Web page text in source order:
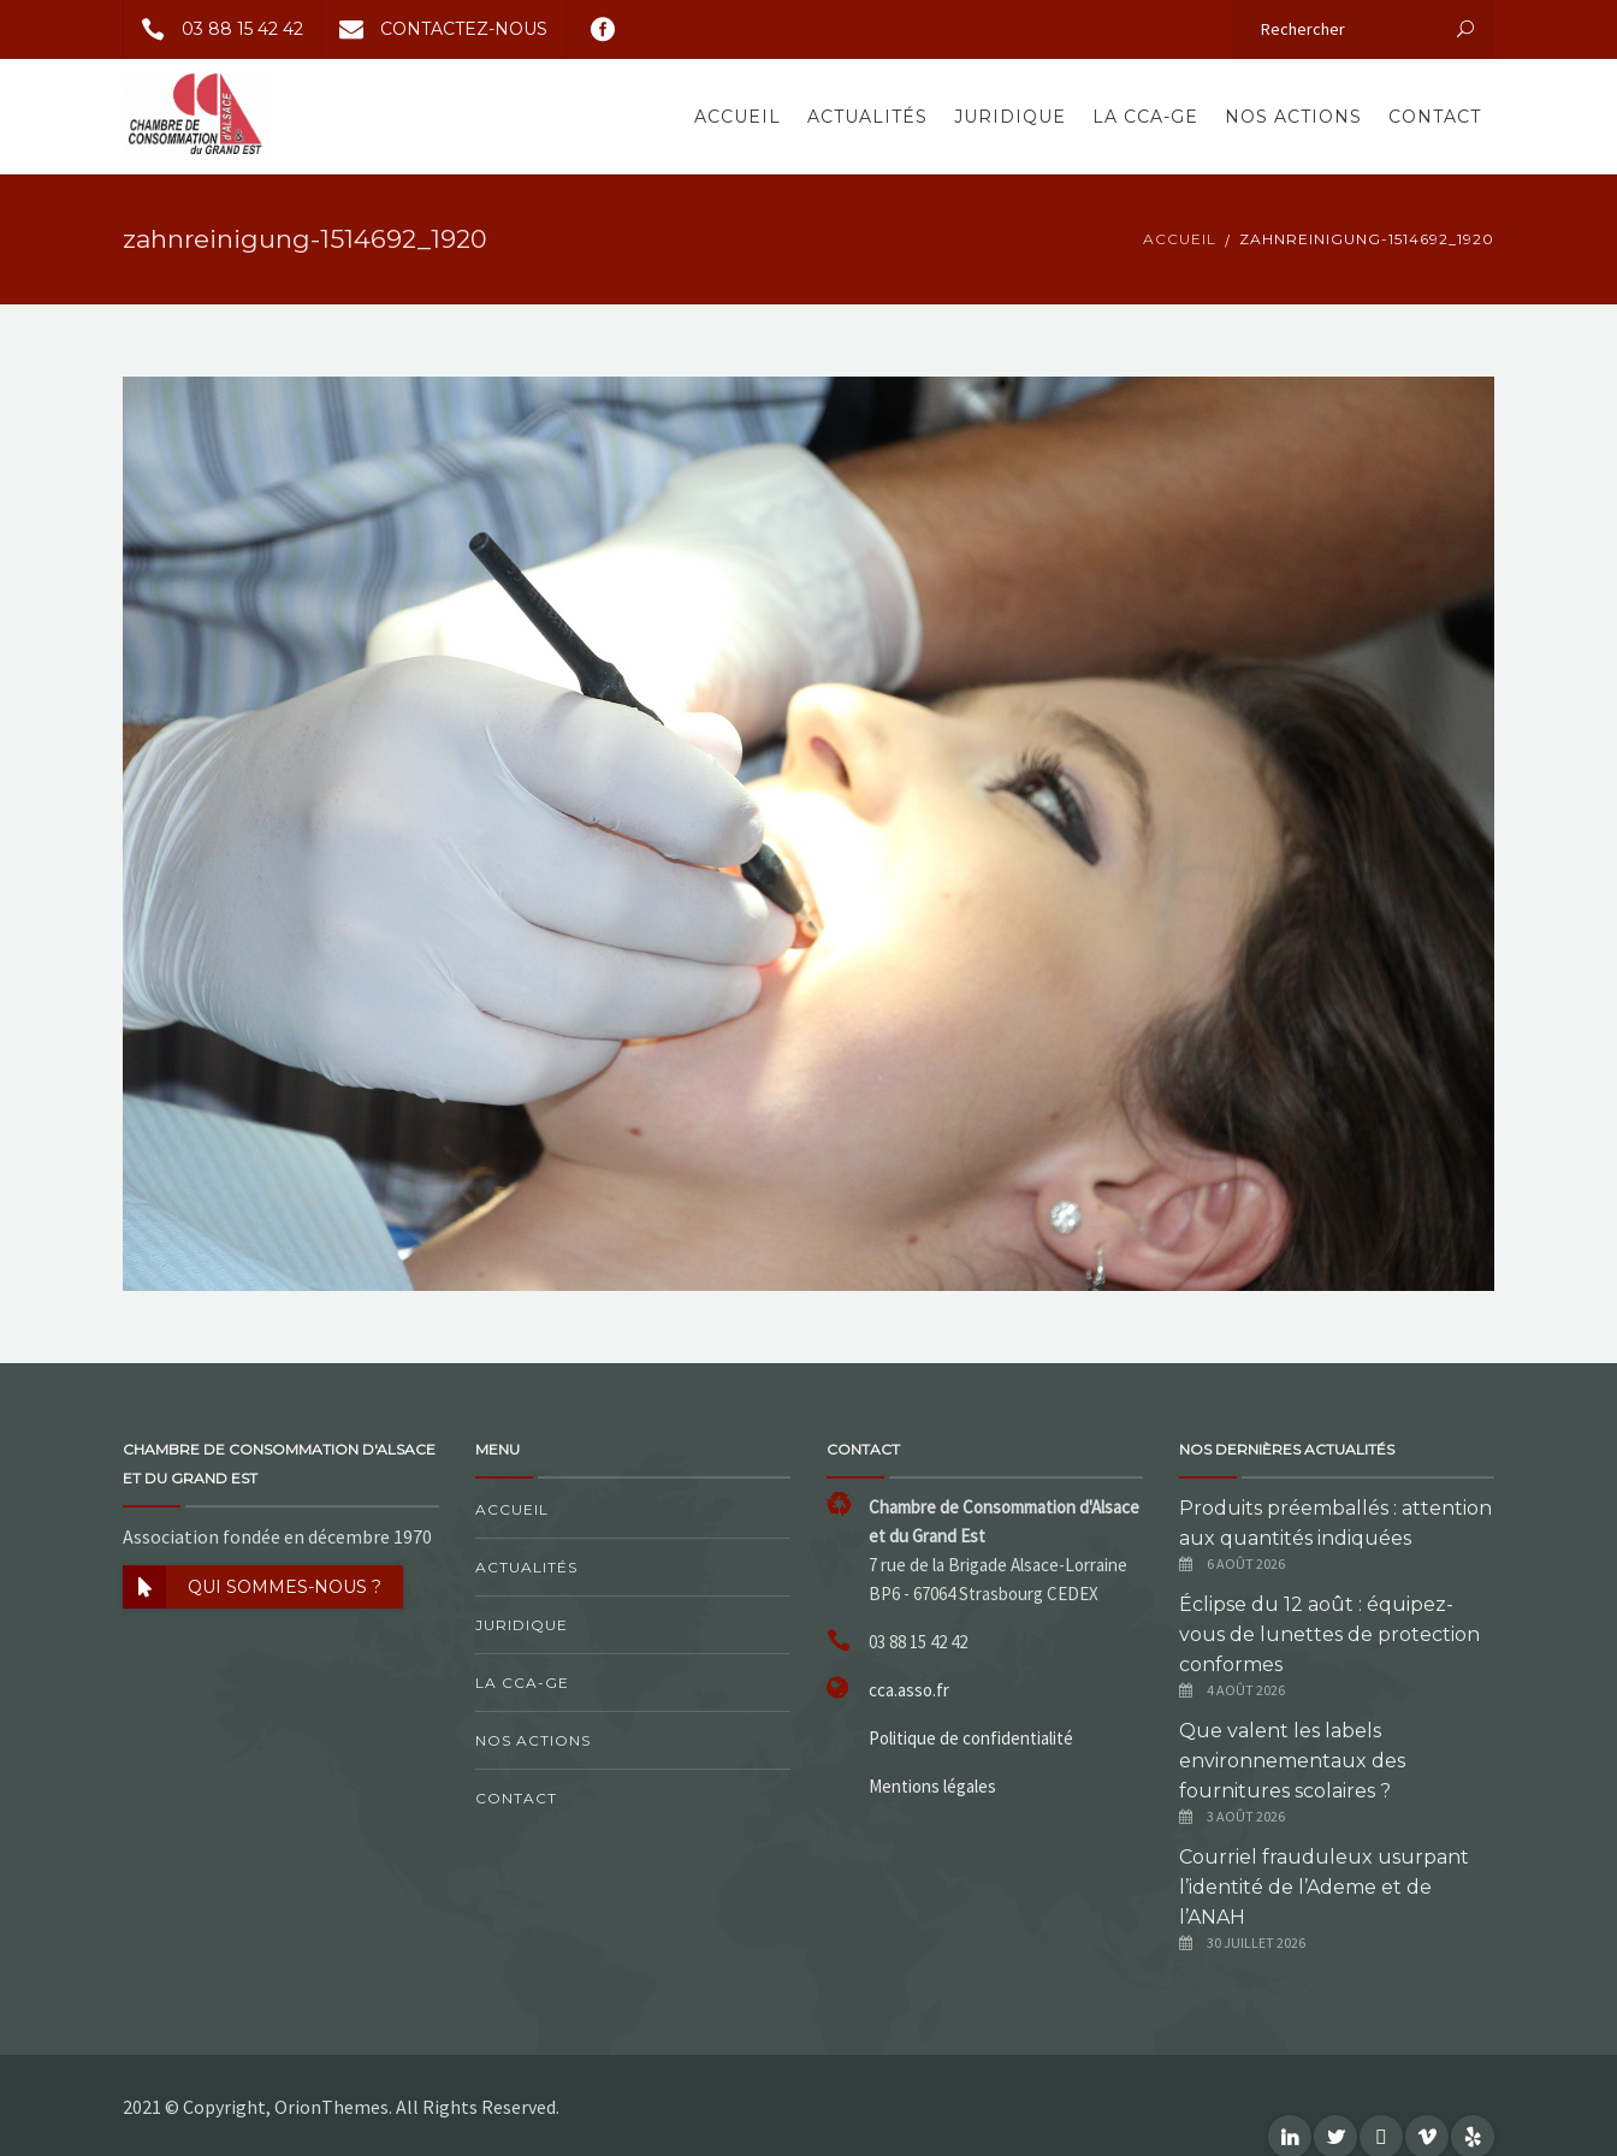
03 88 15 42 42 CONTACTEZ-NOUS
ACCUEIL ACTUALITÉS JURIDIQUE LA CCA-GE NOS ACTIONS CONTACT
zahnreinigung-1514692_1920 ACCUEIL ZAHNREINIGUNG-1514692_1920
CHAMBRE DE CONSOMMATION D'ALSACE
ET DU GRAND EST
Association fondée en décembre 1970
QUI SOMMES-NOUS ?
MENU
ACCUEIL
ACTUALITÉS
JURIDIQUE
LA CCA-GE
NOS ACTIONS
CONTACT
CONTACT
Chambre de Consommation d'Alsace
et du Grand Est
7 rue de la Brigade Alsace-Lorraine
BP6 - 67064 Strasbourg CEDEX
03 88 15 42 42
cca.asso.fr
Politique de confidentialité
Mentions légales
NOS DERNIÈRES ACTUALITÉS
Produits préemballés : attention
aux quantités indiquées
6 AOÛT 2026
Éclipse du 12 août : équipez-
vous de lunettes de protection
conformes
4 AOÛT 2026
Que valent les labels
environnementaux des
fournitures scolaires ?
3 AOÛT 2026
Courriel frauduleux usurpant
l’identité de l’Ademe et de
l’ANAH
30 JUILLET 2026
2021 © Copyright, OrionThemes. All Rights Reserved.